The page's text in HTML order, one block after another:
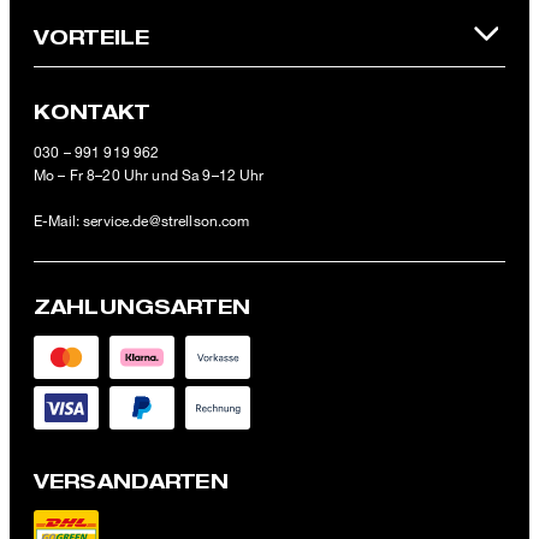
VORTEILE
KONTAKT
030 – 991 919 962
Mo – Fr 8–20 Uhr und Sa 9–12 Uhr
E-Mail:service.de@strellson.com
ZAHLUNGSARTEN
VERSANDARTEN